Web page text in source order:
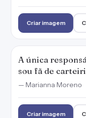
Criar imagem
A única
sou fã de
— Marianna Moreno
Criar imagem